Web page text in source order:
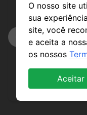
Praia Fluvial
Perto de
Situada lado-a-
O nosso site
sua
site, você
e aceita a
os nossos
Aceitar